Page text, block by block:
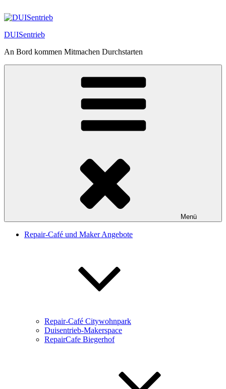
Inhalt
DUISentrieb
An Bord kommen Mitmachen Durchstarten
Menü
Repair-Café und Maker Angebote
Repair-Café Citywohnpark
Duisentrieb-Makerspace
RepairCafe Biegerhof